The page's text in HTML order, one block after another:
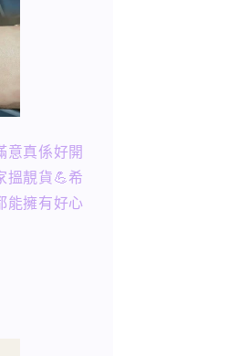
意真係好開
搵靚貨💪希
能擁有好心